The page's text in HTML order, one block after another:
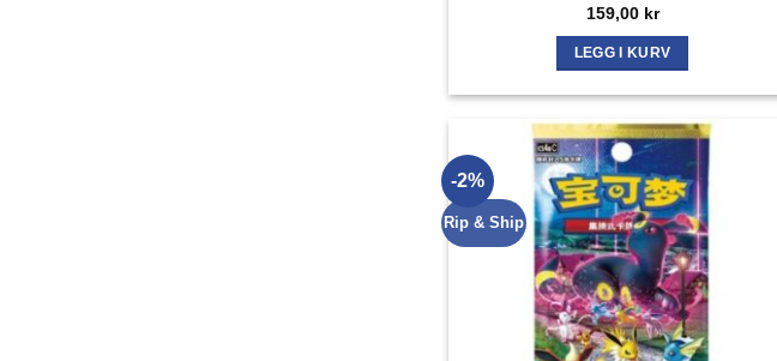
159,00 kr
LEGG I KURV
-2%
Rip & Ship